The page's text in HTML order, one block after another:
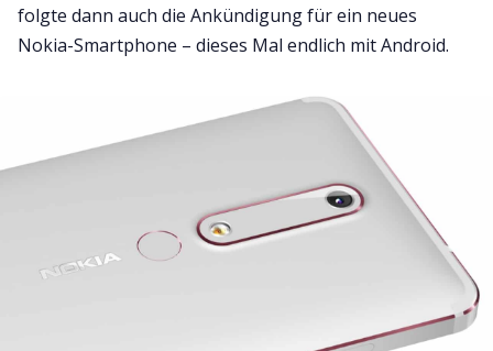
folgte dann auch die Ankündigung für ein neues
Nokia-Smartphone – dieses Mal endlich mit Android.